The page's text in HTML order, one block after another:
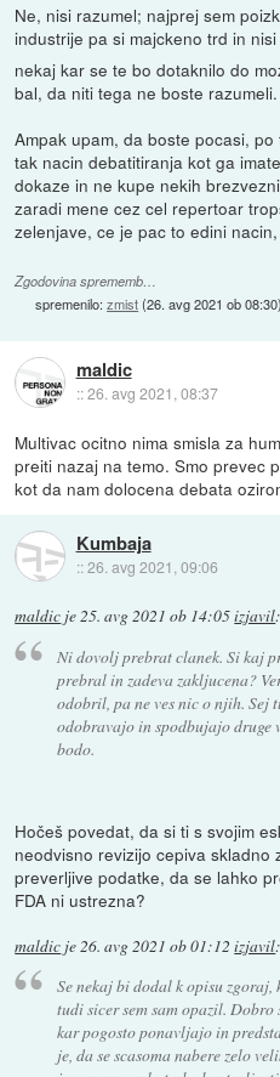
Ne, nisi razumel; najprej sem
industrije pa si majckeno trd in
nekaj kar se te bo dotaknilo do
bal, da niti tega ne boste razumeli.
Ampak upam, da boste pocasi,
tak nacin debatitiranja kot ga
dokaze in ne kupe nekih
zaradi mene cez cel repertoar
zelenjave, ce je pac to edini
Zgodovina sprememb…
spremenilo:zmist(26. avg 2021 ob 08:30)
maldic
::26. avg 2021, 08:37
Multivac ocitno nima smisla za
preiti nazaj na temo. Smo prevec
kot da nam dolocena debata
Kumbaja
::26. avg 2021, 09:06
maldic je25. avg 2021 ob 14:05izjavil:
Ni dovolj prebrat clanek. Si kaj
prebral in zadeva zakljucena?
odobril, pa ne ves nic o njih.
odobravajo in spodbujajo druge
bodo.
Hočeš povedat, da si ti s svojim
neodvisno revizijo cepiva skladno
preverljive podatke, da se lahko
FDA ni ustrezna?
maldic je 26. avg 2021 ob 01:12 izjavil:
Se nekaj bi dodal k opisu
tudi sicer sem sam opazil.
kar pogosto ponavljajo in
je, da se scasoma nabere zelo